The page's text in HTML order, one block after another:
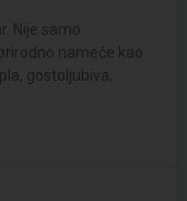
Nije samo
nameće kao
gostoljubiva,